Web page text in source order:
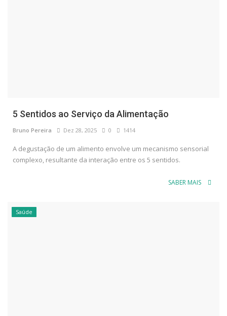
5 Sentidos ao Serviço da Alimentação
Bruno Pereira Dez 28, 2025 0 1414
A degustação de um alimento envolve um mecanismo sensorial
complexo, resultante da interação entre os 5 sentidos.
SABER MAIS
Saúde